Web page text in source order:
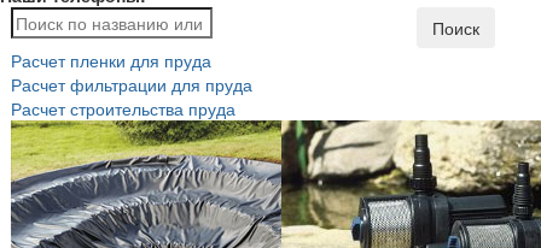
Поиск
Расчет пленки для пруда
Расчет фильтрации для пруда
Расчет строительства пруда